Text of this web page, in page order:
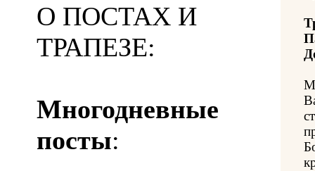
О ПОСТАХ И
ТРАПЕЗЕ:
Многодневные
посты: